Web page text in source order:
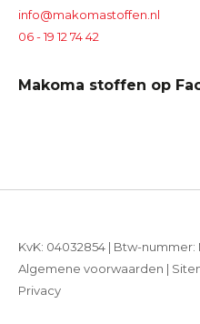
info@makomastoffen.nl
06 - 19 12 74 42
Makoma stoffen op
KvK: 04032854 | Btw-nummer:
Algemene voorwaarden |
Privacy